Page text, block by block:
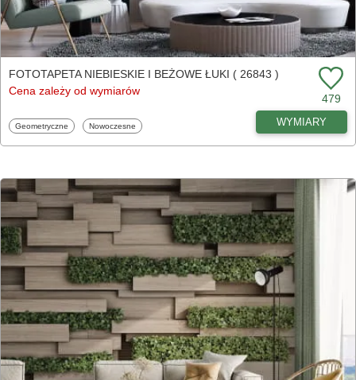
FOTOTAPETA NIEBIESKIE I BEŻOWE ŁUKI ( 26843 )
Cena zależy od wymiarów
479
Fototapety
Geometryczne Fototapety
Nowoczesne WYMIARY